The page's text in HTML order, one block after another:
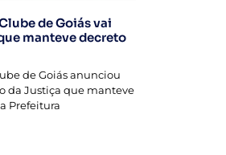
de Goiás vai
manteve decreto
de Goiás anunciou
da Justiça que manteve
Prefeitura